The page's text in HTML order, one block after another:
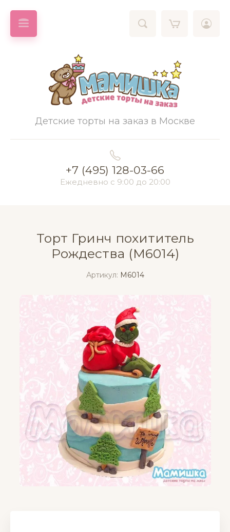
Детские торты на заказ в Москве
+7 (495) 128-03-66
Ежедневно с 9:00 до 20:00
Торт Гринч похититель
Рождества (M6014)
Артикул: M6014